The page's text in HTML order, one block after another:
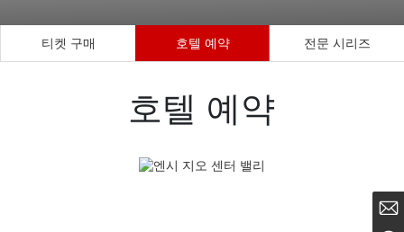
티켓 구매 호텔 예약 전문 시리즈
호텔 예약